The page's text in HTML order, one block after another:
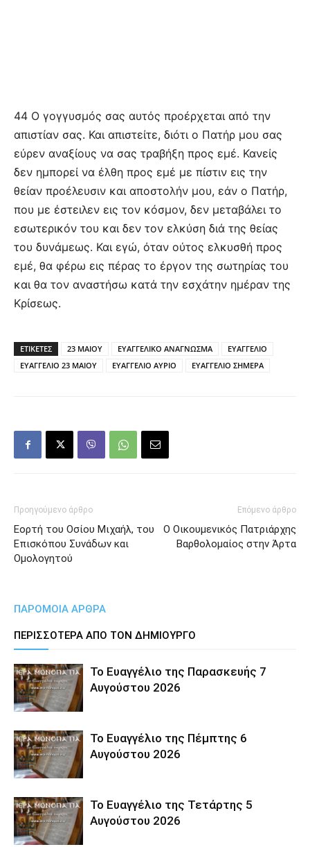
44 Ο γογγυσμός σας αυτός προέρχεται από την
απιστίαν σας. Και απιστείτε, διότι ο Πατήρ μου σας
εύρεν αναξίους να σας τραβήξη προς εμέ. Κανείς
δεν ημπορεί να έλθη προς εμέ με πίστιν εις την
θείαν προέλευσιν και αποστολήν μου, εάν ο Πατήρ,
που με έστειλεν εις τον κόσμον, δεν μεταβάλει το
εσωτερικόν του και δεν τον ελκύση διά της θείας
του δυνάμεως. Και εγώ, όταν ούτος ελκυσθή προς
εμέ, θα φέρω εις πέρας το έργον της σωτηρίας του
και θα τον αναστήσω κατά την εσχάτην ημέραν της
Κρίσεως.
ΕΤΙΚΕΤΕΣ 23 ΜΑΙΟΥ ΕΥΑΓΓΕΛΙΚΟ ΑΝΑΓΝΩΣΜΑ
ΕΥΑΓΓΕΛΙΟ
ΕΥΑΓΓΕΛΙΟ 23 ΜΑΙΟΥ
ΕΥΑΓΓΕΛΙΟ ΑΥΡΙΟ ΕΥΑΓΓΕΛΙΟ ΣΗΜΕΡΑ
Προηγούμενο άρθρο
Εορτή του Οσίου Μιχαήλ, του
Επισκόπου Συνάδων και
Ομολογητού
Επόμενο άρθρο
Ο Οικουμενικός Πατριάρχης
Βαρθολομαίος στην Άρτα
ΠΑΡΟΜΟΙΑ ΑΡΘΡΑ
ΠΕΡΙΣΣΟΤΕΡΑ ΑΠΟ ΤΟΝ ΔΗΜΙΟΥΡΓΟ
Το Ευαγγέλιο της Παρασκευής 7
Αυγούστου 2026
Το Ευαγγέλιο της Πέμπτης 6
Αυγούστου 2026
Το Ευαγγέλιο της Τετάρτης 5
Αυγούστου 2026